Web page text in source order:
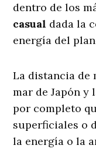
dentro de los
casual dada la
energía del
La distancia de
mar de Japón
por completo
superficiales o
la energía o la